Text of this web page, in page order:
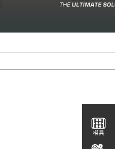
模具